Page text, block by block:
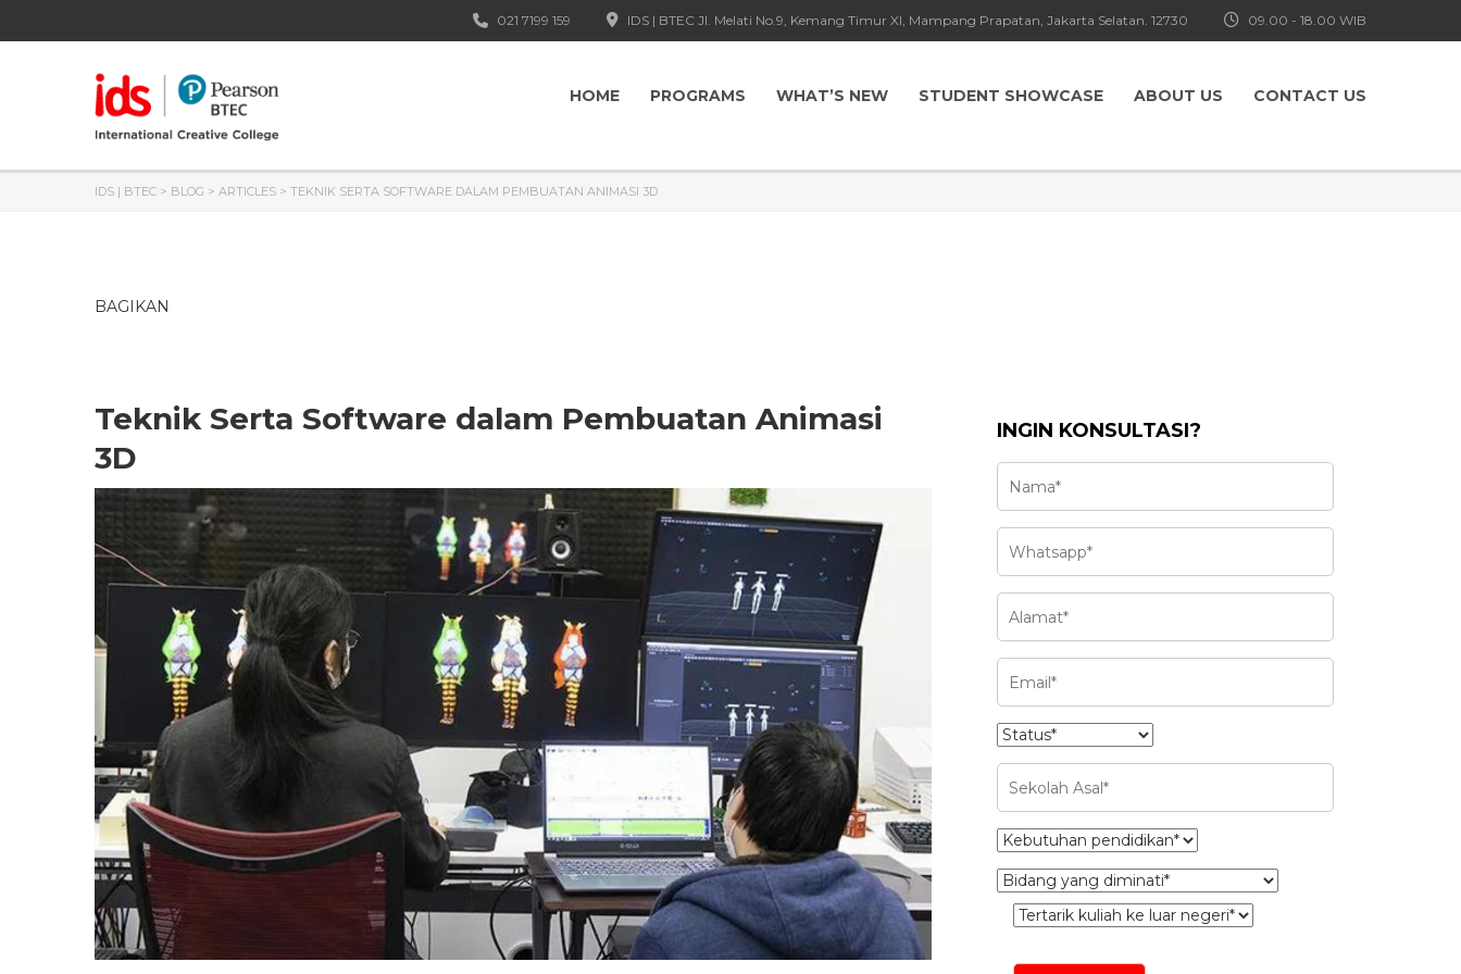
09.00 - 18.00 WIB
IDS | BTEC Jl. Melati No.9, Kemang Timur XI, Mampang Prapatan, Jakarta Selatan. 12730
021 7199 159
HOME PROGRAMS WHAT’S NEW STUDENT SHOWCASE ABOUT US CONTACT US
IDS | BTEC > BLOG > ARTICLES > TEKNIK SERTA SOFTWARE DALAM PEMBUATAN ANIMASI 3D
BAGIKAN
Teknik Serta Software dalam Pembuatan Animasi
3D
INGIN KONSULTASI?